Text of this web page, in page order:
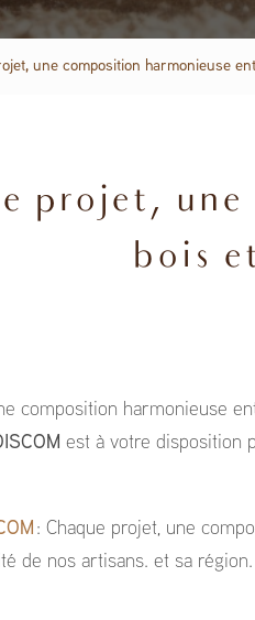
une composition harmonieuse
projet,
bois
composition harmonieuse
est à votre disposition
: Chaque projet, une
de nos artisans. et sa région.